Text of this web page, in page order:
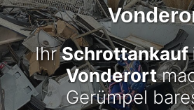
IhrSchrottankauf
Vonderort
Gerümpel